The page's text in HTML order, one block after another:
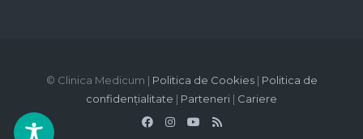
© Clinica Medicum | Politica de Cookies| Politica de
confidențialitate | Parteneri | Cariere